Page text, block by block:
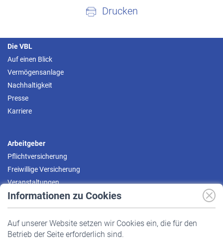
Informationen zu Cookies
Auf unserer Website setzen wir Cookies ein, die für den
Betrieb der Seite erforderlich sind.
Drucken
Die VBL
Auf einen Blick
Vermögensanlage
Nachhaltigkeit
Presse
Karriere
Arbeitgeber
Pflichtversicherung
Freiwillige Versicherung
Veranstaltungen
Pflichtversicherung